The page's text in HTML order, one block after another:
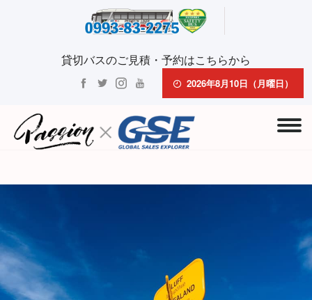
貸切バスのご見積・予約はこちらから
2026年8月10日（月曜日）